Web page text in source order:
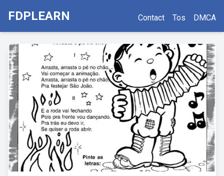
FDPLEARN Contact Tos DMCA